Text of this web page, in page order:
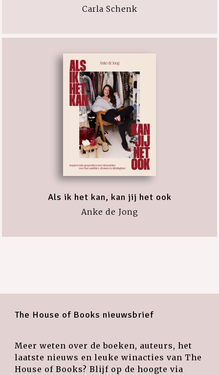
Carla Schenk
Als ik het kan, kan jij het ook
Anke de Jong
The House of Books nieuwsbrief
Meer weten over de boeken, auteurs, het
laatste nieuws en leuke winacties van The
House of Books? Blijf op de hoogte via